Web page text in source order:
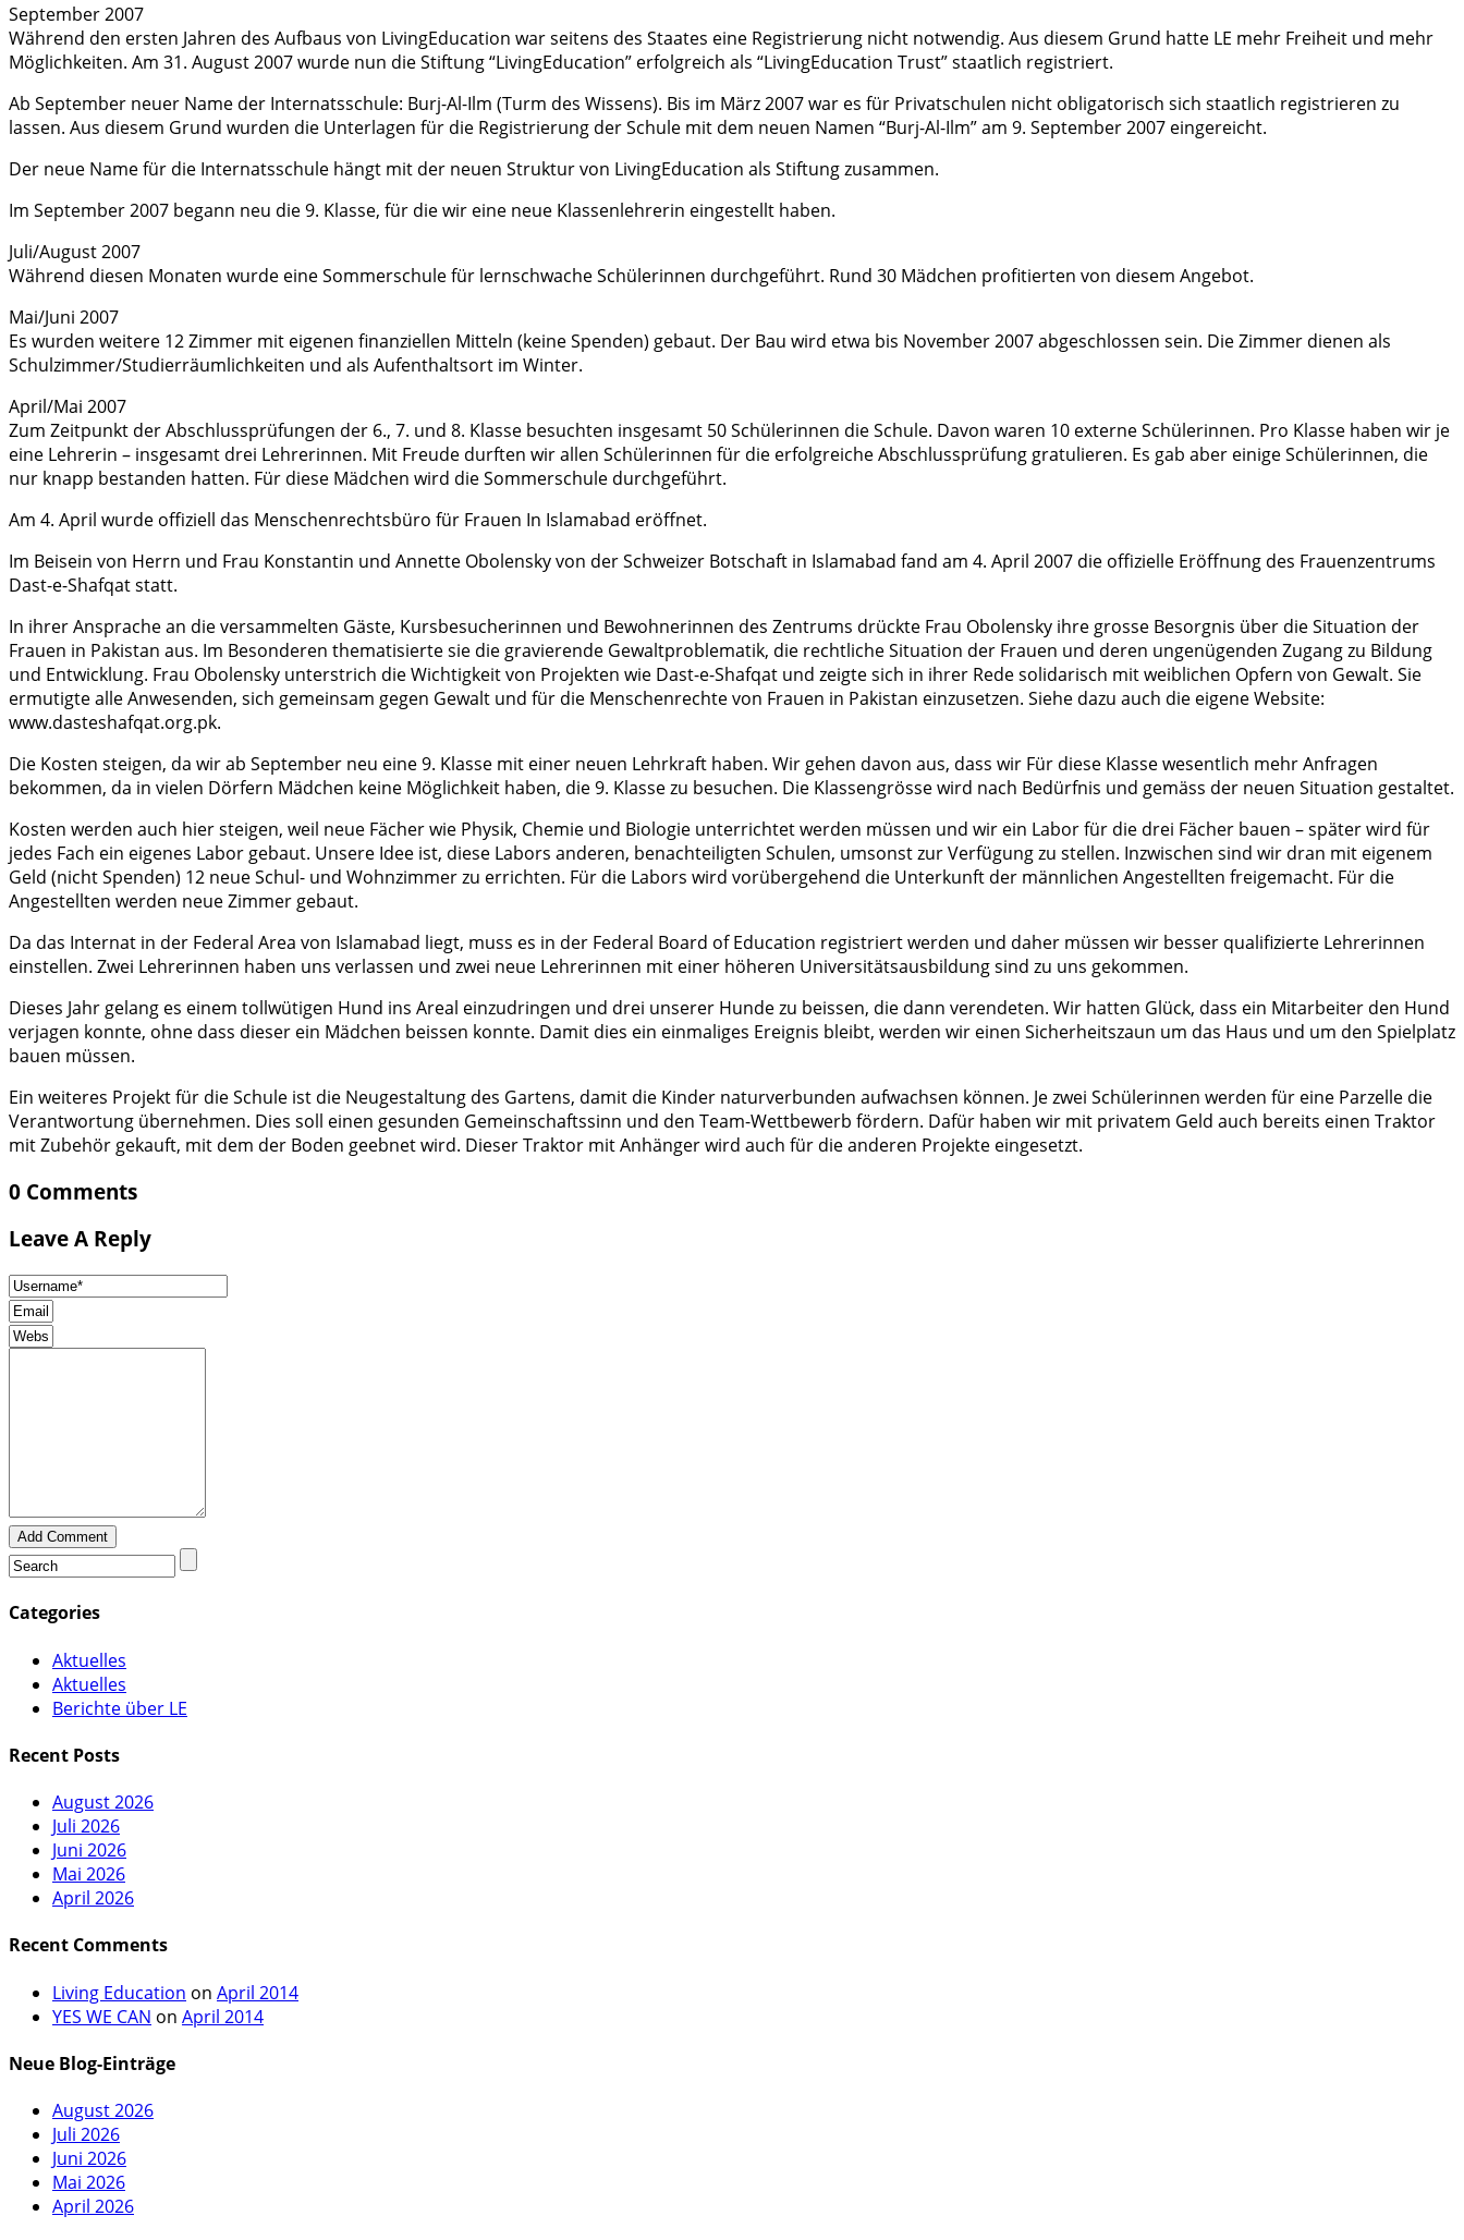
September 2007
Während den ersten Jahren des Aufbaus von LivingEducation war seitens des Staates eine Registrierung nicht notwendig. Aus diesem Grund hatte LE mehr Freiheit und mehr
Möglichkeiten. Am 31. August 2007 wurde nun die Stiftung “LivingEducation” erfolgreich als “LivingEducation Trust” staatlich registriert.
Ab September neuer Name der Internatsschule: Burj-Al-Ilm (Turm des Wissens). Bis im März 2007 war es für Privatschulen nicht obligatorisch sich staatlich registrieren zu
lassen. Aus diesem Grund wurden die Unterlagen für die Registrierung der Schule mit dem neuen Namen “Burj-Al-Ilm” am 9. September 2007 eingereicht.
Der neue Name für die Internatsschule hängt mit der neuen Struktur von LivingEducation als Stiftung zusammen.
Im September 2007 begann neu die 9. Klasse, für die wir eine neue Klassenlehrerin eingestellt haben.
Juli/August 2007
Während diesen Monaten wurde eine Sommerschule für lernschwache Schülerinnen durchgeführt. Rund 30 Mädchen profitierten von diesem Angebot.
Mai/Juni 2007
Es wurden weitere 12 Zimmer mit eigenen finanziellen Mitteln (keine Spenden) gebaut. Der Bau wird etwa bis November 2007 abgeschlossen sein. Die Zimmer dienen als
Schulzimmer/Studierräumlichkeiten und als Aufenthaltsort im Winter.
April/Mai 2007
Zum Zeitpunkt der Abschlussprüfungen der 6., 7. und 8. Klasse besuchten insgesamt 50 Schülerinnen die Schule. Davon waren 10 externe Schülerinnen. Pro Klasse haben wir je
eine Lehrerin – insgesamt drei Lehrerinnen. Mit Freude durften wir allen Schülerinnen für die erfolgreiche Abschlussprüfung gratulieren. Es gab aber einige Schülerinnen, die
nur knapp bestanden hatten. Für diese Mädchen wird die Sommerschule durchgeführt.
Am 4. April wurde offiziell das Menschenrechtsbüro für Frauen In Islamabad eröffnet.
Im Beisein von Herrn und Frau Konstantin und Annette Obolensky von der Schweizer Botschaft in Islamabad fand am 4. April 2007 die offizielle Eröffnung des Frauenzentrums
Dast-e-Shafqat statt.
In ihrer Ansprache an die versammelten Gäste, Kursbesucherinnen und Bewohnerinnen des Zentrums drückte Frau Obolensky ihre grosse Besorgnis über die Situation der
Frauen in Pakistan aus. Im Besonderen thematisierte sie die gravierende Gewaltproblematik, die rechtliche Situation der Frauen und deren ungenügenden Zugang zu Bildung
und Entwicklung. Frau Obolensky unterstrich die Wichtigkeit von Projekten wie Dast-e-Shafqat und zeigte sich in ihrer Rede solidarisch mit weiblichen Opfern von Gewalt. Sie
ermutigte alle Anwesenden, sich gemeinsam gegen Gewalt und für die Menschenrechte von Frauen in Pakistan einzusetzen. Siehe dazu auch die eigene Website:
www.dasteshafqat.org.pk.
Die Kosten steigen, da wir ab September neu eine 9. Klasse mit einer neuen Lehrkraft haben. Wir gehen davon aus, dass wir Für diese Klasse wesentlich mehr Anfragen
bekommen, da in vielen Dörfern Mädchen keine Möglichkeit haben, die 9. Klasse zu besuchen. Die Klassengrösse wird nach Bedürfnis und gemäss der neuen Situation gestaltet.
Kosten werden auch hier steigen, weil neue Fächer wie Physik, Chemie und Biologie unterrichtet werden müssen und wir ein Labor für die drei Fächer bauen – später wird für
jedes Fach ein eigenes Labor gebaut. Unsere Idee ist, diese Labors anderen, benachteiligten Schulen, umsonst zur Verfügung zu stellen. Inzwischen sind wir dran mit eigenem
Geld (nicht Spenden) 12 neue Schul- und Wohnzimmer zu errichten. Für die Labors wird vorübergehend die Unterkunft der männlichen Angestellten freigemacht. Für die
Angestellten werden neue Zimmer gebaut.
Da das Internat in der Federal Area von Islamabad liegt, muss es in der Federal Board of Education registriert werden und daher müssen wir besser qualifizierte Lehrerinnen
einstellen. Zwei Lehrerinnen haben uns verlassen und zwei neue Lehrerinnen mit einer höheren Universitätsausbildung sind zu uns gekommen.
Dieses Jahr gelang es einem tollwütigen Hund ins Areal einzudringen und drei unserer Hunde zu beissen, die dann verendeten. Wir hatten Glück, dass ein Mitarbeiter den Hund
verjagen konnte, ohne dass dieser ein Mädchen beissen konnte. Damit dies ein einmaliges Ereignis bleibt, werden wir einen Sicherheitszaun um das Haus und um den Spielplatz
bauen müssen.
Ein weiteres Projekt für die Schule ist die Neugestaltung des Gartens, damit die Kinder naturverbunden aufwachsen können. Je zwei Schülerinnen werden für eine Parzelle die
Verantwortung übernehmen. Dies soll einen gesunden Gemeinschaftssinn und den Team-Wettbewerb fördern. Dafür haben wir mit privatem Geld auch bereits einen Traktor
mit Zubehör gekauft, mit dem der Boden geebnet wird. Dieser Traktor mit Anhänger wird auch für die anderen Projekte eingesetzt.
0 Comments
Leave A Reply
Add Comment
Categories
Aktuelles
Aktuelles
Berichte über LE
Recent Posts
August 2026
Juli 2026
Juni 2026
Mai 2026
April 2026
Recent Comments
Living Education on April 2014
YES WE CAN on April 2014
Neue Blog-Einträge
August 2026
Juli 2026
Juni 2026
Mai 2026
April 2026